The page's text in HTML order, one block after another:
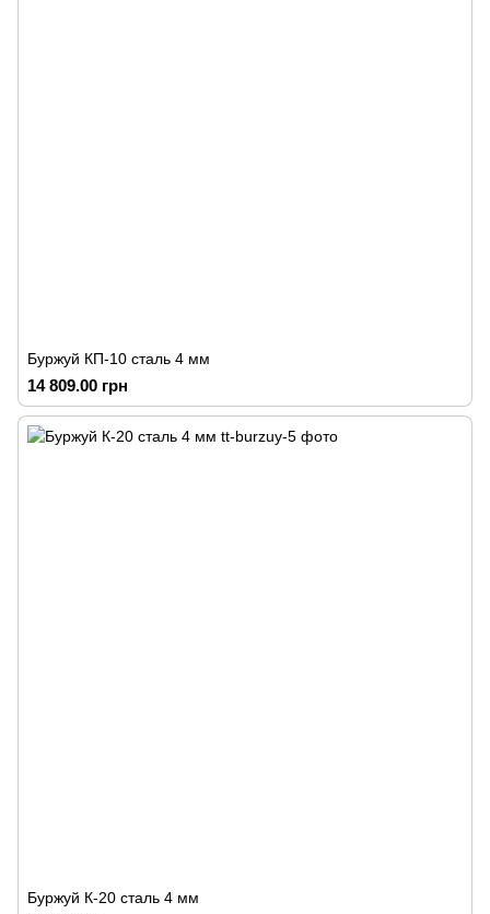
Буржуй КП-10 сталь 4 мм
14 809.00 грн
Буржуй К-20 сталь 4 мм